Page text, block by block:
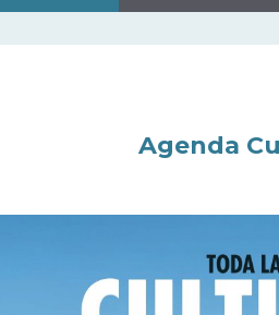
Agenda